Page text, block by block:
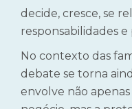
decide, cresce, se
responsabilidades e
No contexto das
debate se torna
envolve não